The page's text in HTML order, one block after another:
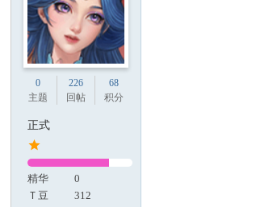
0
主题
226
回帖
68
积分
正式
精华
0
Ｔ豆
312